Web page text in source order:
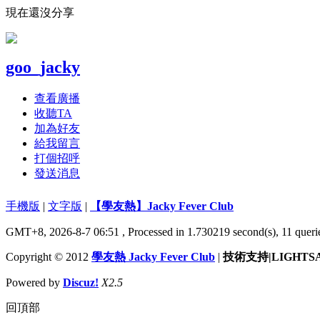
現在還沒分享
goo_jacky
查看廣播
收聽TA
加為好友
給我留言
打個招呼
發送消息
手機版 | 文字版 | 【學友熱】Jacky Fever Club
GMT+8, 2026-8-7 06:51 , Processed in 1.730219 second(s), 11
Copyright © 2012 學友熱 Jacky Fever Club | 技術支持
Powered by Discuz! X2.5
回頂部